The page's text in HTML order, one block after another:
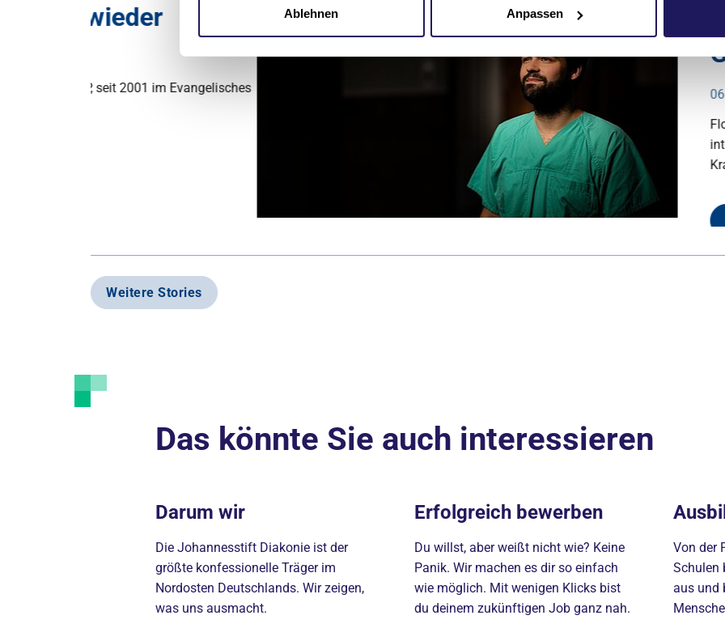
Ablehnen Anpassen„Ein
Grünen“
Florian, Gesundheits- und
intensivmedizinischen Station,
Krankenhaus
Zur Story
Das könnte Sie auch interessieren
Darum wir
größte konfessionelle Träger im
Nordosten Deutschlands. Wir zeigen,
Erfolgreich bewerben
Du willst, aber weißt nicht wie? Keine
wie möglich. Mit wenigen Klicks bist
du deinem zukünftigen Job ganz nah.
aus